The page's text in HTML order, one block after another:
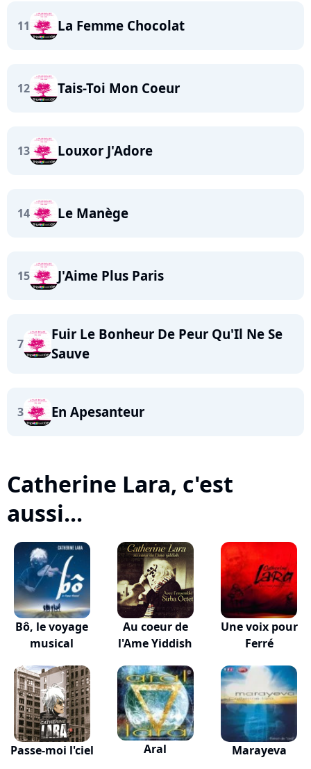
11 La Femme Chocolat
12 Tais-Toi Mon Coeur
13 Louxor J'Adore
14 Le Manège
15 J'Aime Plus Paris
7
Fuir Le Bonheur De Peur Qu'Il Ne Se
Sauve
3 En Apesanteur
Catherine Lara, c'est
aussi...
Bô, le voyage
musical
Au coeur de
l'Ame Yiddish
Une voix pour
Ferré
Passe-moi l'ciel Aral Marayeva